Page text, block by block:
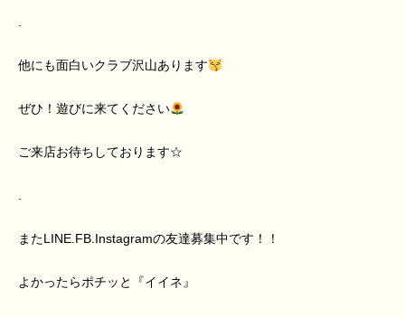
.
他にも面白いクラブ沢山あります
ぜひ！遊びに来てください
ご来店お待ちしております☆
.
またLINE.FB.Instagramの友達募集中です！！
よかったらポチッと『イイネ』